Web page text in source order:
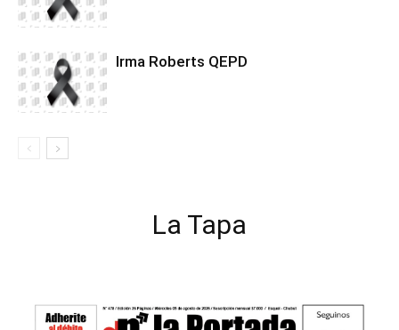
Irma Roberts QEPD
La Tapa